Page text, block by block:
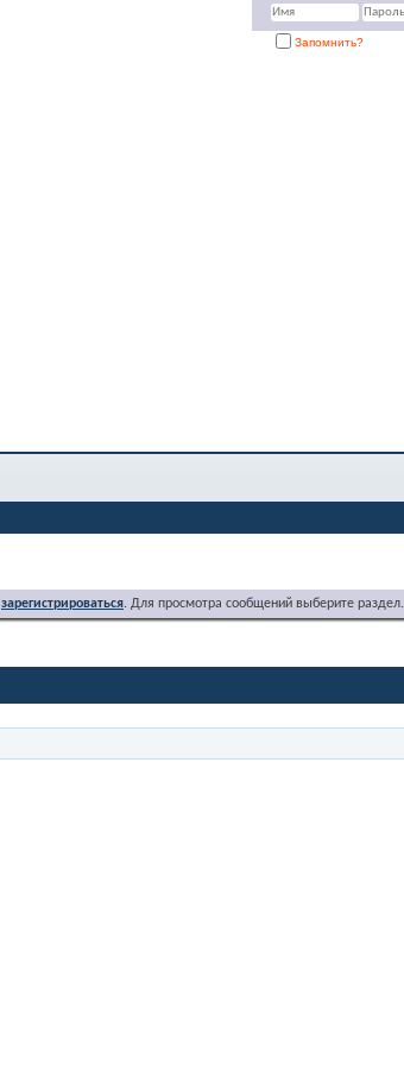
Запомнить?
зарегистрироваться. Для просмотра сообщений выберите раздел.